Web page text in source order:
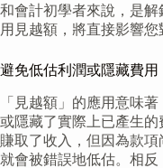
和會計初學者來說，是
用見越額，將直接影響您
避免低估利潤或隱藏費
「見越額」的應用意味
或隱藏了實際上已產生
賺取了收入，但因為款
就會被錯誤地低估。相